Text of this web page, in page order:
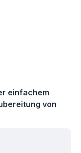
einfachem
von